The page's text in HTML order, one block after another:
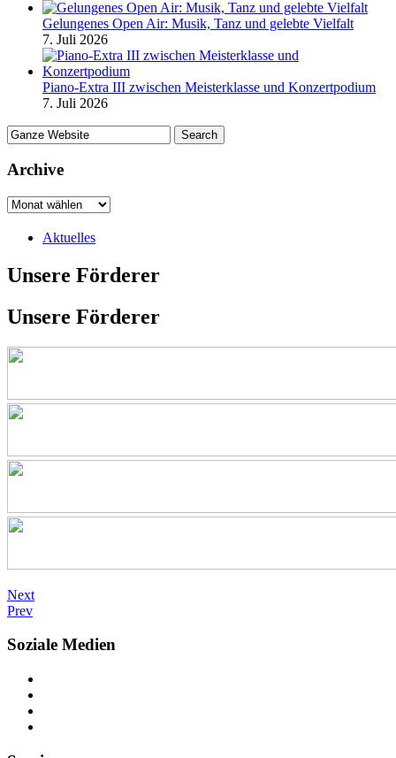
Gelungenes Open Air: Musik, Tanz und gelebte Vielfalt
7. Juli 2026
Piano-Extra III zwischen Meisterklasse und Konzertpodium
7. Juli 2026
Archive
Aktuelles
Unsere Förderer
Unsere Förderer
Next
Prev
Soziale Medien